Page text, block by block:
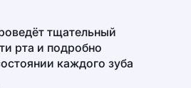
тщательный
рта и подробно
каждого зуба